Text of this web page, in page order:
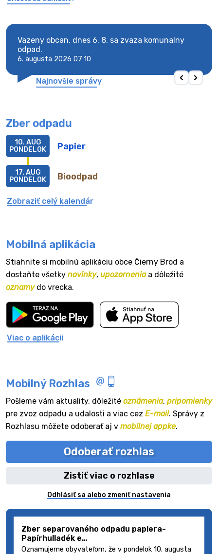
Vazeny obcan, dnes 6. 8. sa zvaza komunalny
odpad.
6. augusta 2026 07:10
Najnovšie správy
Zber odpadu
Papier
10. AUG
PONDELOK
Bioodpad
17. AUG
PONDELOK
Zobraziť celý kalendár
Mobilná aplikácia
Stiahnite si mobilnú aplikáciu obce Čierny Brod a
dostaňte všetky novinky, upozorneniaa dôležité
oznamydo vrecka.
Viac o aplikácii
Mobilný Rozhlas
Pošleme vám aktuality, dôležité oznámenia, pripomienky
pre zvoz odpadu a udalosti a viac cez E-mail. Správy z
Rozhlasu môžete odoberať aj v mobilnej appke.
Odoberať rozhlas
Zistiť viac o rozhlase
Odhlásiť sa alebo zmeniť nastavenia
Zber separovaného odpadu papiera-
Papírhulladék e…
Oznamujeme obyvateľom, že v pondelok 10. augusta